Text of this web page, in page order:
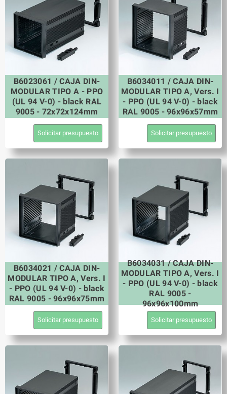
B6023061 / CAJA DIN-
MODULAR TIPO A - PPO
(UL 94 V-0) - black RAL
9005 - 72x72x124mm
Solicitar presupuesto
B6034011 / CAJA DIN-
MODULAR TIPO A, Vers. I
- PPO (UL 94 V-0) - black
RAL 9005 - 96x96x57mm
Solicitar presupuesto
B6034021 / CAJA DIN-
MODULAR TIPO A, Vers. I
- PPO (UL 94 V-0) - black
RAL 9005 - 96x96x75mm
Solicitar presupuesto
B6034031 / CAJA DIN-
MODULAR TIPO A, Vers. I
- PPO (UL 94 V-0) - black
RAL 9005 -
96x96x100mm
Solicitar presupuesto